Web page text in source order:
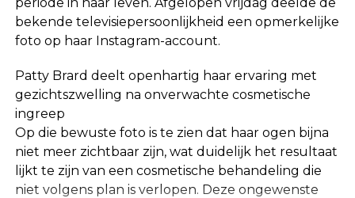
bekende televisiepersoonlijkheid een opmerkelijke
foto op haar Instagram-account.
Patty Brard deelt openhartig haar ervaring met
gezichtszwelling na onverwachte cosmetische
ingreep
Op die bewuste foto is te zien dat haar ogen bijna
niet meer zichtbaar zijn, wat duidelijk het resultaat
lijkt te zijn van een cosmetische behandeling die
niet volgens plan is verlopen. Deze ongewenste